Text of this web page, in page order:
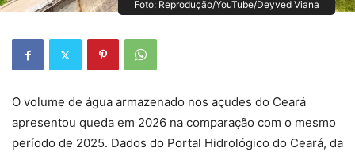
Foto: Reprodução/YouTube/Deyved Viana
O volume de água armazenado nos açudes do Ceará
apresentou queda em 2026 na comparação com o mesmo
período de 2025. Dados do Portal Hidrológico do Ceará, da